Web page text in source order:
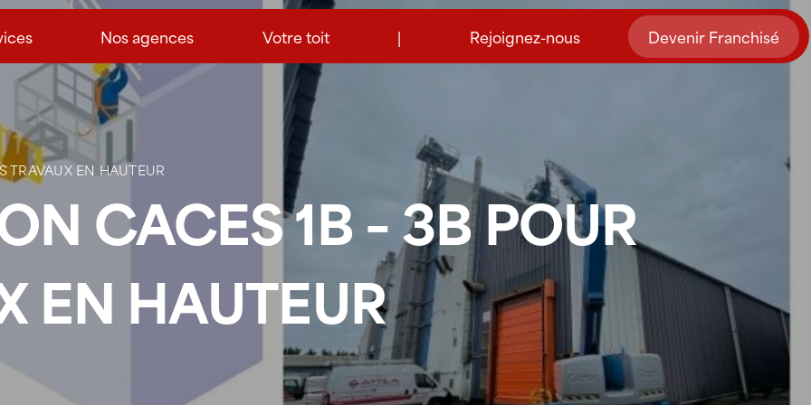
Nos agences Votre toit | Rejoignez-nous Devenir Franchisé
TRAVAUX EN HAUTEUR
CACES 1B – 3B POUR
EN HAUTEUR